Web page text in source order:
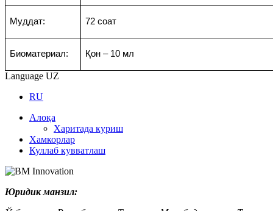
Муддат: 72 соат
Биоматериал: Қон – 10 мл
Language UZ
RU
Алоқа
Харитада куриш
Хамкорлар
Куллаб кувватлаш
Юридик манзил: